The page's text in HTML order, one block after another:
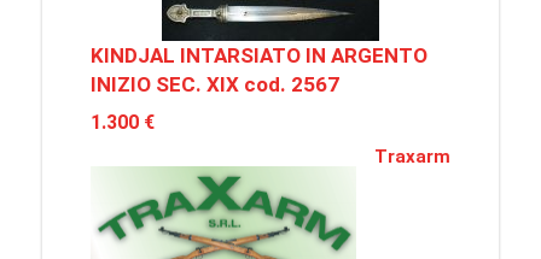
KINDJAL INTARSIATO IN ARGENTO
INIZIO SEC. XIX cod. 2567
1.300 €
Traxarm